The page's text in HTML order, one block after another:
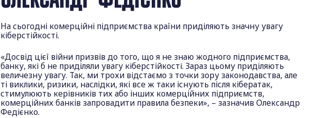
На сьогодні комерційні підприємства країни приділяють значну увагу
кіберстійкості.
«Досвід цієї війни призвів до того, що я не знаю жодного підприємства,
банку, які б не приділяли увагу кіберстійкості. Зараз цьому приділяють
величезну увагу. Так, ми трохи відстаємо з точки зору законодавства, але
ті виклики, ризики, наслідки, які все ж таки існують після кібератак,
стимулюють керівників тих або інших комерційних підприємств,
комерційних банків запровадити правила безпеки», – зазначив Олександр
Федієнко.